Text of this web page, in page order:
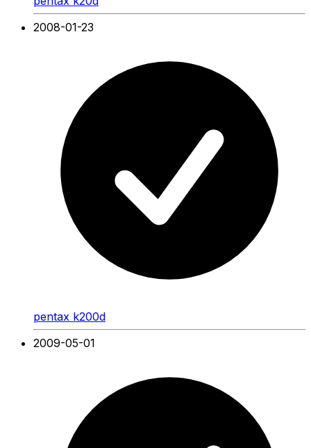
2008-01-23
pentax k200d
2009-05-01